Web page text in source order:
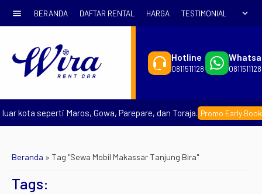
menu BERANDA DAFTAR RENTAL HARGA TESTIMONIAL expand_more
Hotline
0811511128 0811511128
kota seperti Maros, Gowa, Parepare, dan Toraja. Promo Early
Beranda » Tag "Sewa Mobil Makassar Tanjung Bira"
Tags: